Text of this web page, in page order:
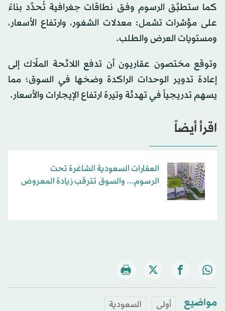
كما ستطبَّق الرسوم وفق نطاقات جغرافية تُحدَّد بناءً
على مؤشرات تشمل: معدلات الشغور، وارتفاع الأسعار،
ومستويات العرض والطلب.
وتوقع مختصون عقاريون أن تدفع اللائحة الملّاك إلى
إعادة تدوير الوحدات الراكدة وضخها في السوق؛ مما
يسهم تدريجياً في تهدئة وتيرة ارتفاع الإيجارات والأسعار.
اقرأ أيضاً
العقارات السعودية الشاغرة تحت
الرسوم... والسوق تترقب زيادة المعروض
مواضيع أولى السعودية